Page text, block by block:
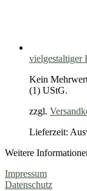
vielgestaltiger
Kein
(1) UStG.
zzgl.
Lieferzeit:
Weitere
Impressum
Datenschutz